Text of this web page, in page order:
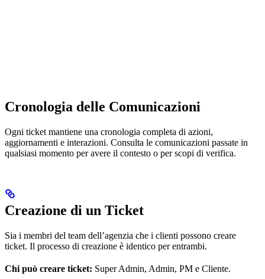
Cronologia delle Comunicazioni
Ogni ticket mantiene una cronologia completa di azioni,
aggiornamenti e interazioni. Consulta le comunicazioni passate in
qualsiasi momento per avere il contesto o per scopi di verifica.
Creazione di un Ticket
Sia i membri del team dell’agenzia che i clienti possono creare
ticket. Il processo di creazione è identico per entrambi.
Chi può creare ticket: Super Admin, Admin, PM e Cliente.